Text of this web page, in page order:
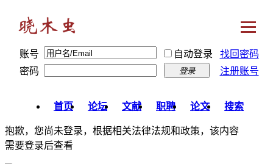
账号 自动登录
找回密码
密码
登录 注册账号
首页 论坛 文献 职聘 论文 搜索
抱歉，您尚未登录，根据相关法律法规和政策，该内容
需要登录后查看